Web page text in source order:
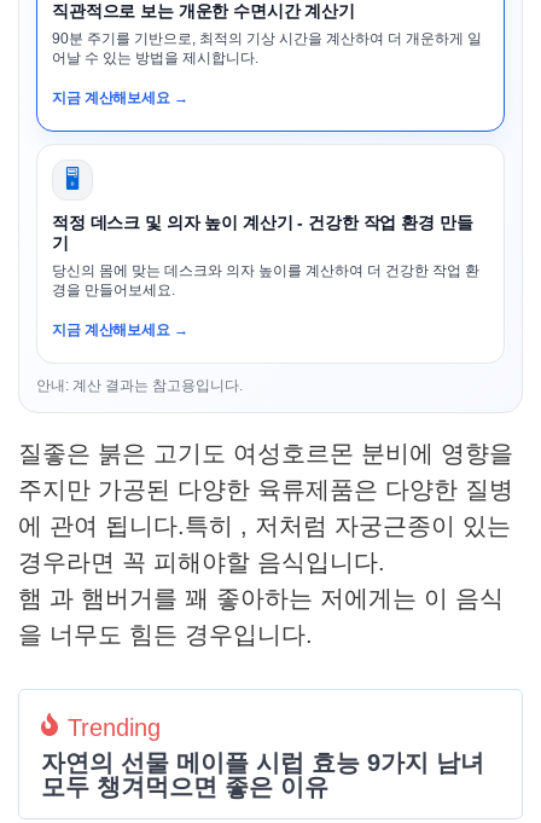
직관적으로 보는 개운한 수면시간 계산기
90분 주기를 기반으로, 최적의 기상 시간을 계산하여 더 개운하게 일
어날 수 있는 방법을 제시합니다.
지금 계산해보세요 →
🖥️
적정 데스크 및 의자 높이 계산기 - 건강한 작업 환경 만들
기
당신의 몸에 맞는 데스크와 의자 높이를 계산하여 더 건강한 작업 환
경을 만들어보세요.
지금 계산해보세요 →
안내: 계산 결과는 참고용입니다.
질좋은 붉은 고기도 여성호르몬 분비에 영향을
주지만 가공된 다양한 육류제품은 다양한 질병
에 관여 됩니다.특히 , 저처럼 자궁근종이 있는
경우라면 꼭 피해야할 음식입니다.
햄 과 햄버거를 꽤 좋아하는 저에게는 이 음식
을 너무도 힘든 경우입니다.
Trending
자연의 선물 메이플 시럽 효능 9가지 남녀
모두 챙겨먹으면 좋은 이유